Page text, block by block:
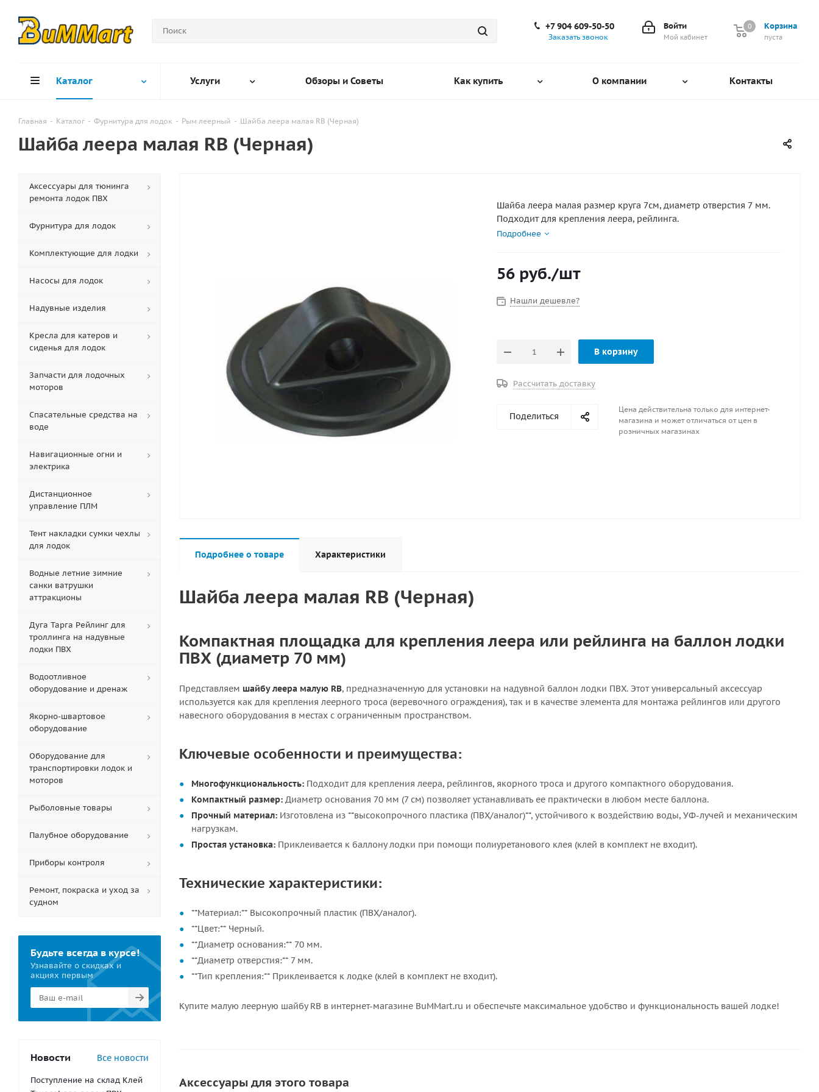
Корзина
0
пуста
0
Войти
Мой кабинет
+7 904 609-50-50
Заказать звонок
Каталог Услуги Обзоры и Советы Как купить О компании Контакты
Главная - Каталог - Фурнитура для лодок - Рым леерный - Шайба леера малая RB (Черная)
Шайба леера малая RB (Черная)
Шайба леера малая размер круга 7см, диаметр отверстия 7 мм.
Подходит для крепления леера, рейлинга.
Подробнее
56 руб./шт
Нашли дешевле?
В корзину
Рассчитать доставку
Поделиться
Цена действительна только для интернет-
магазина и может отличаться от цен в
розничных магазинах
Подробнее о товаре Характеристики
Шайба леера малая RB (Черная)
Компактная площадка для крепления леера или рейлинга на баллон лодки
ПВХ (диаметр 70 мм)
Представляем шайбу леера малую RB, предназначенную для установки на надувной баллон лодки ПВХ. Этот универсальный аксессуар
используется как для крепления леерного троса (веревочного ограждения), так и в качестве элемента для монтажа рейлингов или другого
навесного оборудования в местах с ограниченным пространством.
Ключевые особенности и преимущества:
Многофункциональность: Подходит для крепления леера, рейлингов, якорного троса и другого компактного оборудования.
Компактный размер: Диаметр основания 70 мм (7 см) позволяет устанавливать ее практически в любом месте баллона.
Прочный материал: Изготовлена из **высокопрочного пластика (ПВХ/аналог)**, устойчивого к воздействию воды, УФ-лучей и механическим
нагрузкам.
Простая установка: Приклеивается к баллону лодки при помощи полиуретанового клея (клей в комплект не входит).
Технические характеристики:
**Материал:** Высокопрочный пластик (ПВХ/аналог).
**Цвет:** Черный.
**Диаметр основания:** 70 мм.
**Диаметр отверстия:** 7 мм.
**Тип крепления:** Приклеивается к лодке (клей в комплект не входит).
Купите малую леерную шайбу RB в интернет-магазине BuMMart.ru и обеспечьте максимальное удобство и функциональность вашей лодке!
Аксессуары для этого товара
Аксессуары для тюнинга
ремонта лодок ПВХ
Фурнитура для лодок
Комплектующие для лодки
Насосы для лодок
Надувные изделия
Кресла для катеров и
сиденья для лодок
Запчасти для лодочных
моторов
Спасательные средства на
воде
Навигационные огни и
электрика
Дистанционное
управление ПЛМ
Тент накладки сумки чехлы
для лодок
Водные летние зимние
санки ватрушки
аттракционы
Дуга Тарга Рейлинг для
троллинга на надувные
лодки ПВХ
Водоотливное
оборудование и дренаж
Якорно-швартовое
оборудование
Оборудование для
транспортировки лодок и
моторов
Рыболовные товары
Палубное оборудование
Приборы контроля
Ремонт, покраска и уход за
судном
Будьте всегда в курсе!
Узнавайте о скидках и
акциях первым
Новости Все новости
Поступление на склад Клей